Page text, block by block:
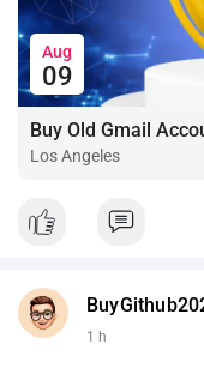
Aug
09
Buy Old Gmail
Los Angeles
1 h